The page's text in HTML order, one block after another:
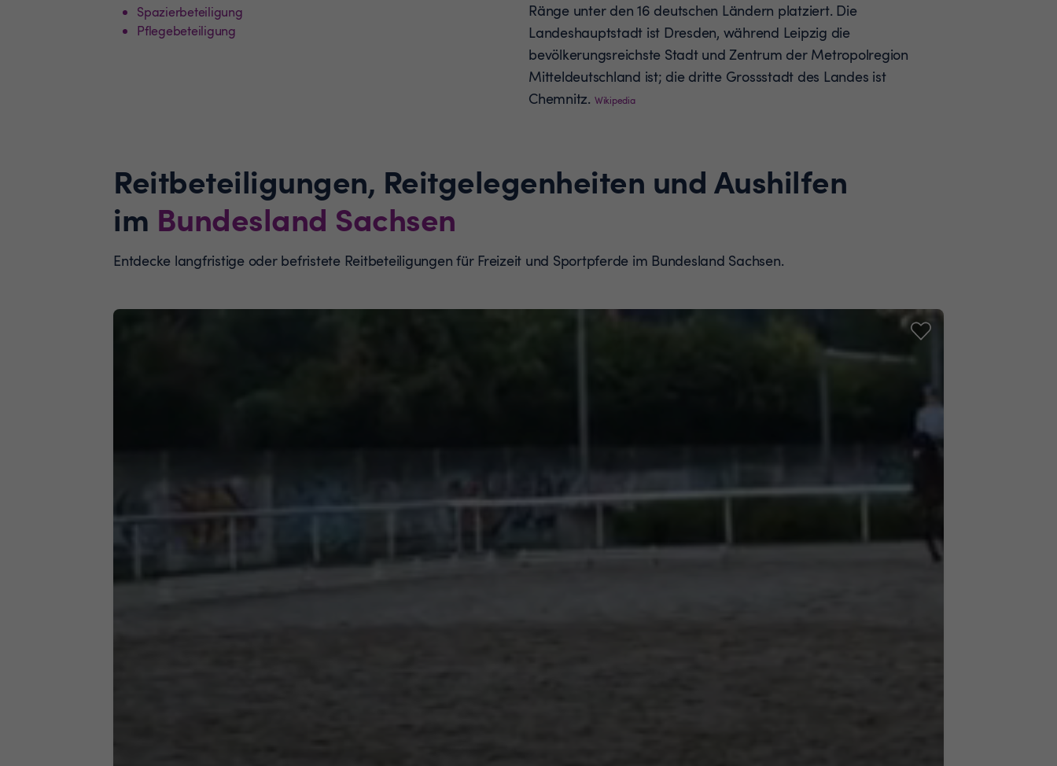
Spazierbeteiligung
Pflegebeteiligung
Ränge unter den 16 deutschen Ländern platziert. Die
Landeshauptstadt ist Dresden, während Leipzig die
bevölkerungsreichste Stadt und Zentrum der Metropolregion
Mitteldeutschland ist; die dritte Grossstadt des Landes ist
Chemnitz. Wikipedia
Reitbeteiligungen, Reitgelegenheiten und Aushilfen
im Bundesland Sachsen
Entdecke langfristige oder befristete Reitbeteiligungen für Freizeit und Sportpferde im Bundesland Sachsen.